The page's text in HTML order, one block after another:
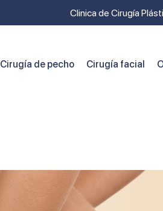
Clinica de Cirugía
Cirugía de pecho Cirugía facial